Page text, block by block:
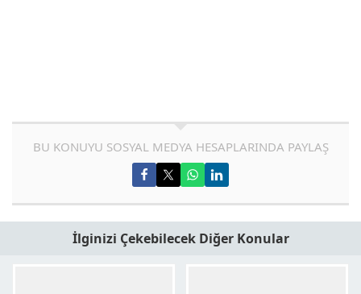
BU KONUYU SOSYAL MEDYA HESAPLARINDA PAYLAŞ
İlginizi Çekebilecek Diğer Konular